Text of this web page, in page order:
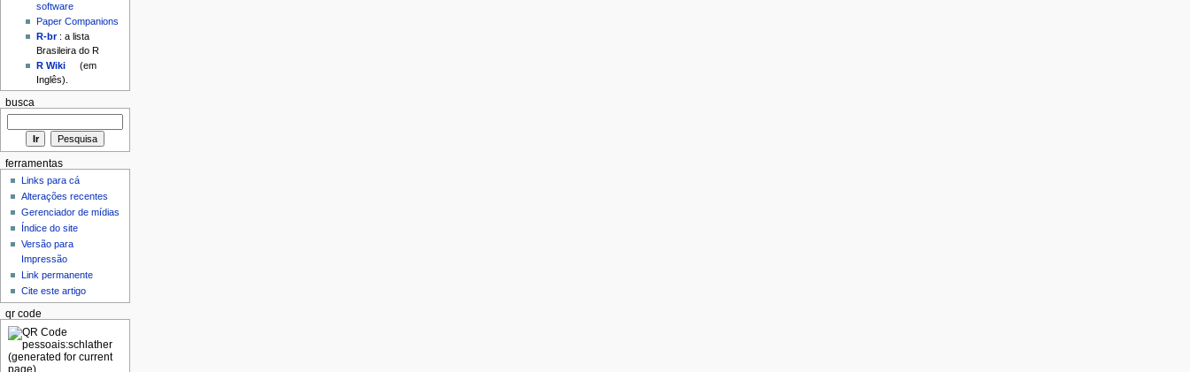
software
Paper Companions
R-br: a lista
Brasileira do R
R Wiki
(em
Inglês).
busca
ferramentas
Links para cá
Alterações recentes
Gerenciador de mídias
Índice do site
Versão para
Impressão
Link permanente
Cite este artigo
qr code